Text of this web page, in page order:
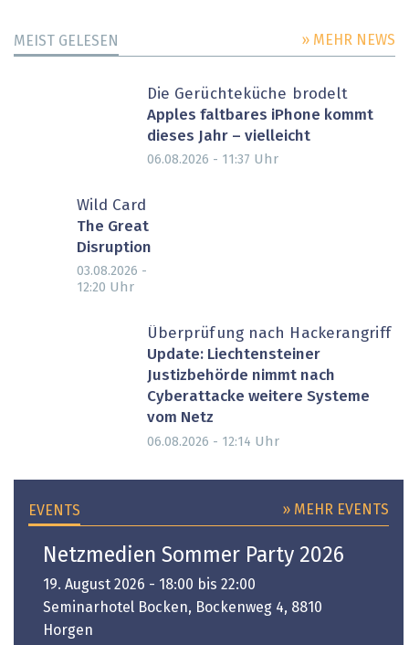
MEIST GELESEN » MEHR NEWS
Die Gerüchteküche brodelt
Apples faltbares iPhone kommt
dieses Jahr – vielleicht
06.08.2026 - 11:37 Uhr
Wild Card
The Great
Disruption
03.08.2026 -
12:20 Uhr
Überprüfung nach Hackerangriff
Update: Liechtensteiner
Justizbehörde nimmt nach
Cyberattacke weitere Systeme
vom Netz
06.08.2026 - 12:14 Uhr
EVENTS » MEHR EVENTS
Netzmedien Sommer Party 2026
19. August 2026 - 18:00 bis 22:00
Seminarhotel Bocken, Bockenweg 4, 8810
Horgen